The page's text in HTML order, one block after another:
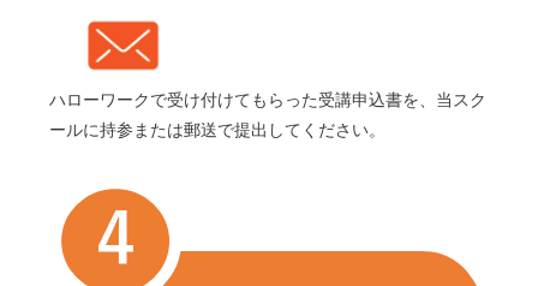
ハローワークで受け付けてもらった受講申込書を、当スク
ールに持参または郵送で提出してください。